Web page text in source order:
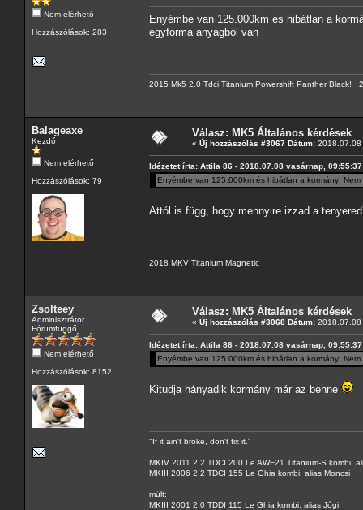
Nem elérhető
Hozzászólások: 283
Enyémbe van 125.000km és hibátlan a
egyforma anyagból van
2015 Mk5 2.0 Tdci Titanium Powershift Panther
Balageaxe
Kezdő
Nem elérhető
Hozzászólások: 79
Válasz: MK5 Általános kérdések
« Új hozzászólás #3067 Dátum:
Idézetet írta: Attila 86 - 2018.07.08 vasárnap, 09:55:37
Enyémbe van 125.000km és hibátlan a kormány!
Attól is függ, hogy mennyire izzad a
2018 MKV Titanium Magnetic
Zsolteey
Adminisztrátor
Fórumfüggő
Nem elérhető
Hozzászólások: 8152
Válasz: MK5 Általános kérdések
« Új hozzászólás #3068 Dátum:
Idézetet írta: Attila 86 - 2018.07.08 vasárnap, 09:55:37
Enyémbe van 125.000km és hibátlan a kormány!
Kitudja hányadik kormány már az benne
"If it ain't broke, don't fix it."
MKIV 2011 2.2 TDCI 200 Le AWF21 Titanium-S kombi,
MKIII 2006 2.2 TDCI 155 Le Ghia kombi, alias Moncsi
múlt:
MKIII 2001 2.0 TDDI 115 Le Ghia kombi, alias Jógi